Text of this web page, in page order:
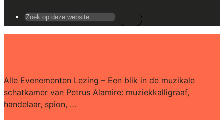
Search
for:
Alle Evenementen Lezing – Een blik in de muzikale
schatkamer van Petrus Alamire: muziekkalligraaf,
handelaar, spion, …